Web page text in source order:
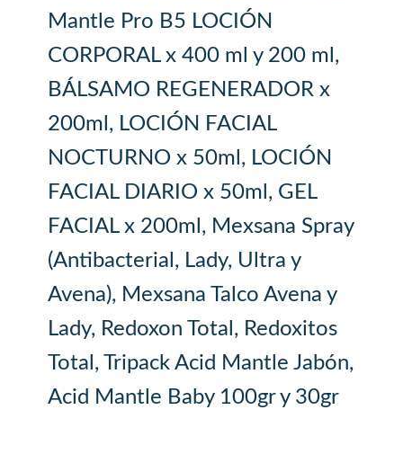
Mantle Pro B5 LOCIÓN
CORPORAL x 400 ml y 200 ml,
BÁLSAMO REGENERADOR x
200ml, LOCIÓN FACIAL
NOCTURNO x 50ml, LOCIÓN
FACIAL DIARIO x 50ml, GEL
FACIAL x 200ml, Mexsana Spray
(Antibacterial, Lady, Ultra y
Avena), Mexsana Talco Avena y
Lady, Redoxon Total, Redoxitos
Total, Tripack Acid Mantle Jabón,
Acid Mantle Baby 100gr y 30gr